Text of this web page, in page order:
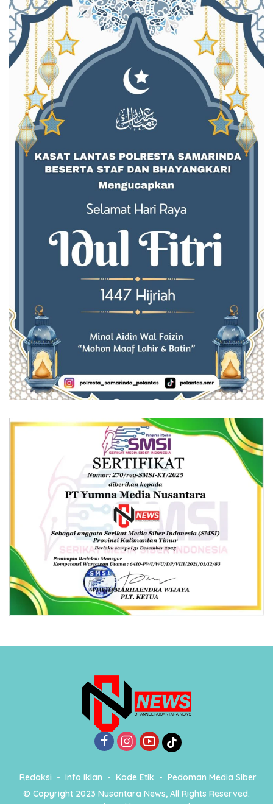
Redaksi Info Iklan Kode Etik
Pedoman Media Siber
© Copyright 2023 Nusantara News, All Rights Reserved.